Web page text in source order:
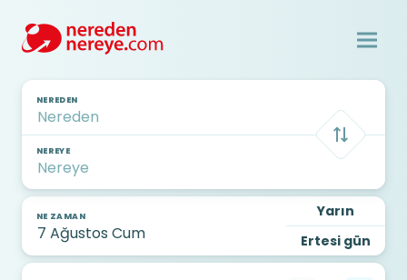
NEREDEN
NEREYE
NE ZAMAN
Yarın
Ertesi gün